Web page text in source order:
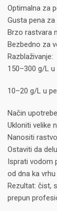
Optimalna za
Gusta pena
Brzo rastvara
Bezbedno za
Razblaživanje:
150–300 g/L
10–20 g/L u
Način upotrebe
Ukloniti velike
Nanositi
Ostaviti da
Isprati vodom
od dna ka vrhu
Rezultat: čist,
prepun